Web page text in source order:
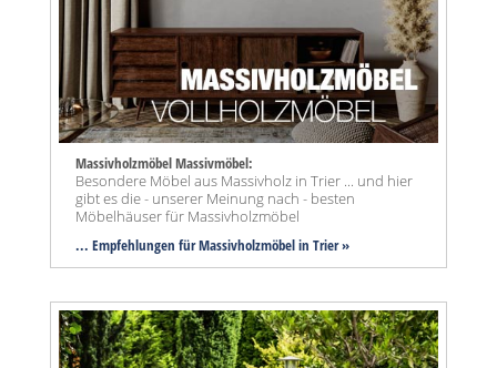
Massivholzmöbel Massivmöbel:
Besondere Möbel aus Massivholz in Trier ... und hier
gibt es die - unserer Meinung nach - besten
Möbelhäuser für Massivholzmöbel
... Empfehlungen für Massivholzmöbel in Trier »